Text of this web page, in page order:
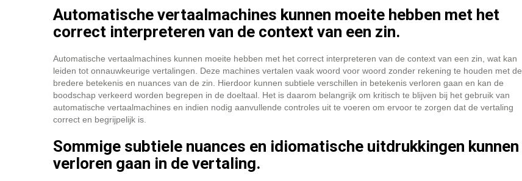
Automatische vertaalmachines kunnen moeite hebben met het
correct interpreteren van de context van een zin.
Automatische vertaalmachines kunnen moeite hebben met het correct interpreteren van de context van een zin, wat kan
leiden tot onnauwkeurige vertalingen. Deze machines vertalen vaak woord voor woord zonder rekening te houden met de
bredere betekenis en nuances van de zin. Hierdoor kunnen subtiele verschillen in betekenis verloren gaan en kan de
boodschap verkeerd worden begrepen in de doeltaal. Het is daarom belangrijk om kritisch te blijven bij het gebruik van
automatische vertaalmachines en indien nodig aanvullende controles uit te voeren om ervoor te zorgen dat de vertaling
correct en begrijpelijk is.
Sommige subtiele nuances en idiomatische uitdrukkingen kunnen
verloren gaan in de vertaling.